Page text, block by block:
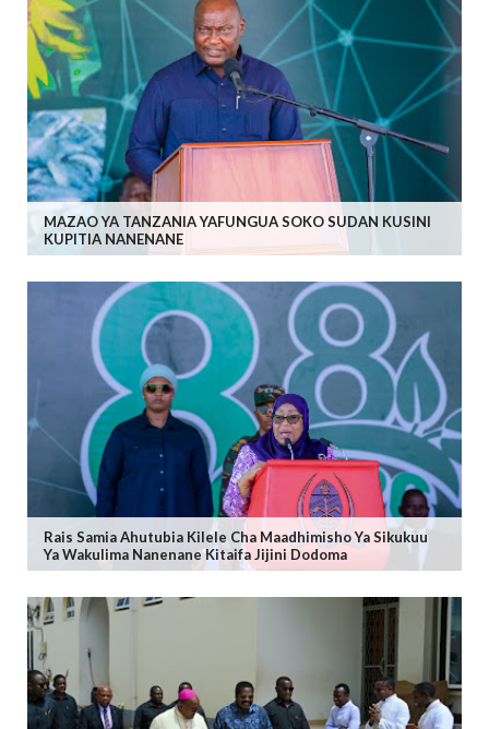
MAZAO YA TANZANIA YAFUNGUA SOKO SUDAN KUSINI
KUPITIA NANENANE
Rais Samia Ahutubia Kilele Cha Maadhimisho Ya Sikukuu
Ya Wakulima Nanenane Kitaifa Jijini Dodoma